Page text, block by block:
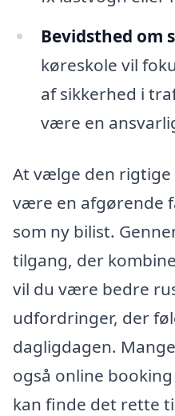
Bevidsthed om
køreskole vil
af sikkerhed i
være en
At vælge den rigtige
være en afgørende
som ny bilist.
tilgang, der
vil du være bedre
udfordringer, der
dagligdagen.
også online
kan finde det rette